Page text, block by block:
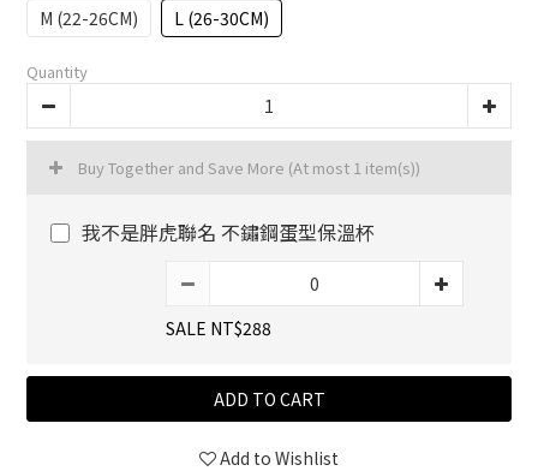
M (22-26CM) L (26-30CM)
Quantity
Buy Together and Save More (At most 1 item(s))
我不是胖虎聯名 不鏽鋼蛋型保溫杯
SALE NT$288
ADD TO CART
Add to Wishlist